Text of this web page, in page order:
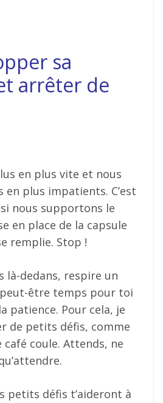
sa
arrêter de
en plus vite et nous
en plus impatients. C’est
nous supportons le
en place de la capsule
remplie. Stop !
là-dedans, respire un
être temps pour toi
patience. Pour cela, je
de petits défis, comme
café coule. Attends, ne
petits défis t’aideront à